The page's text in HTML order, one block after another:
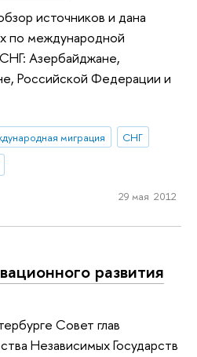
источников и дана
по международной
Азербайджане,
Российской Федерации и
миграция
СНГ
29 мая 2012
развития
Совет глав
Независимых Государств